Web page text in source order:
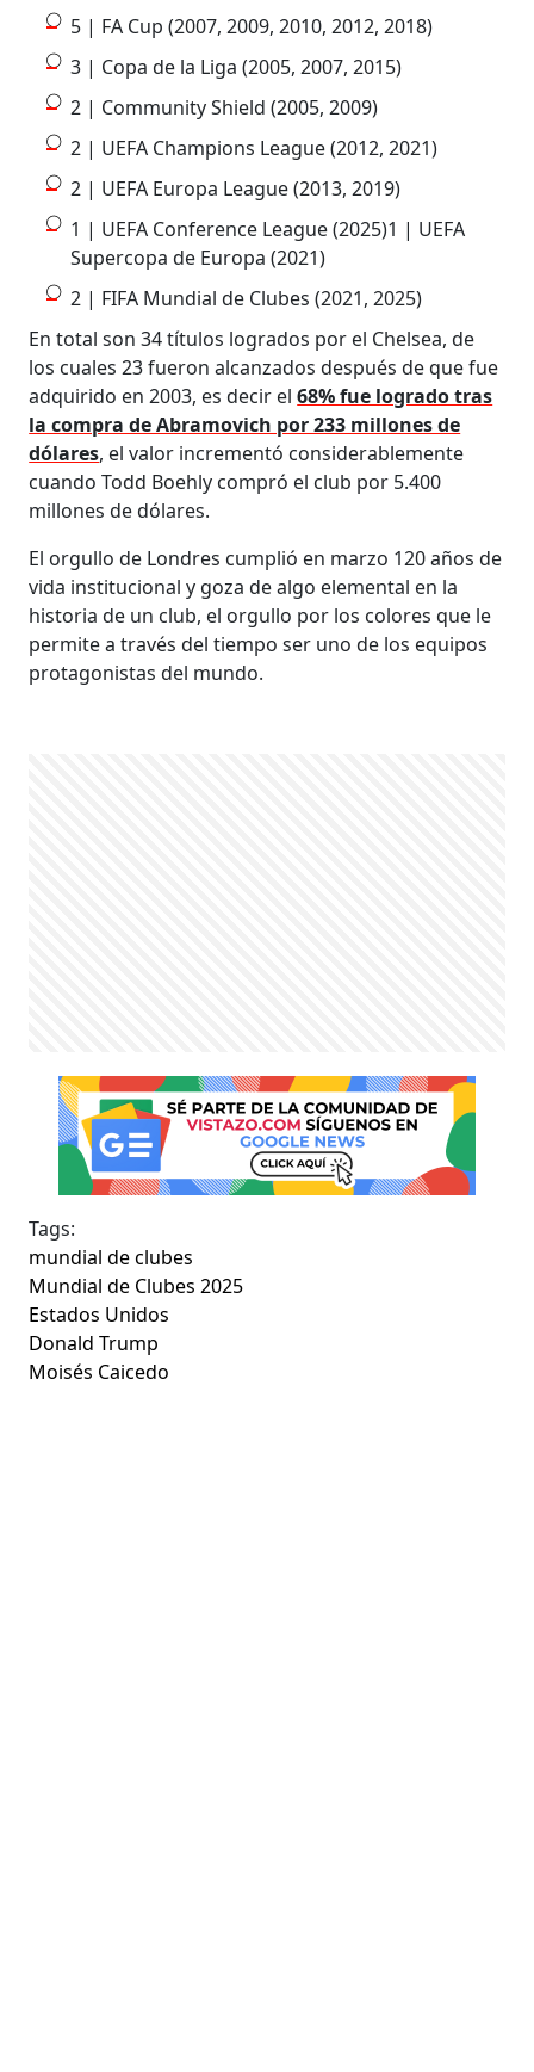
5 | FA Cup (2007, 2009, 2010, 2012, 2018)
3 | Copa de la Liga (2005, 2007, 2015)
2 | Community Shield (2005, 2009)
2 | UEFA Champions League (2012, 2021)
2 | UEFA Europa League (2013, 2019)
1 | UEFA Conference League (2025)1 | UEFA
Supercopa de Europa (2021)
2 | FIFA Mundial de Clubes (2021, 2025)
En total son 34 títulos logrados por el Chelsea, de
los cuales 23 fueron alcanzados después de que fue
adquirido en 2003, es decir el68% fue logrado tras
la compra de Abramovich por 233 millones de
dólares, el valor incrementó considerablemente
cuando Todd Boehly compró el club por 5.400
millones de dólares.
El orgullo de Londres cumplió en marzo 120 años de
vida institucional y goza de algo elemental en la
historia de un club, el orgullo por los colores que le
permite a través del tiempo ser uno de los equipos
protagonistas del mundo.
Tags:
mundial de clubes
Mundial de Clubes 2025
Estados Unidos
Donald Trump
Moisés Caicedo